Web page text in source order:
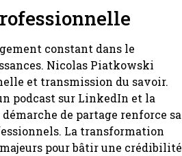
constant dans le
Nicolas Piatkowski
et transmission du savoir.
podcast sur LinkedIn et la
de partage renforce sa
La transformation
pour bâtir une crédibilité